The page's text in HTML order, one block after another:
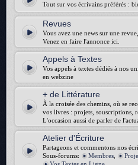
Tout sur vos écrivains préférés :
Revues
Vous avez une news sur une
Venez en faire l'annonce ici.
Appels à Textes
Vos appels à textes dédiés à nos
en webzine
+ de Littérature
À la croisée des chemins, où se
vos livres : projets, souscriptions,
L'occasion aussi de parler de
Atelier d'Écriture
Partageons et commentons nos
Sous-forums:
Membres